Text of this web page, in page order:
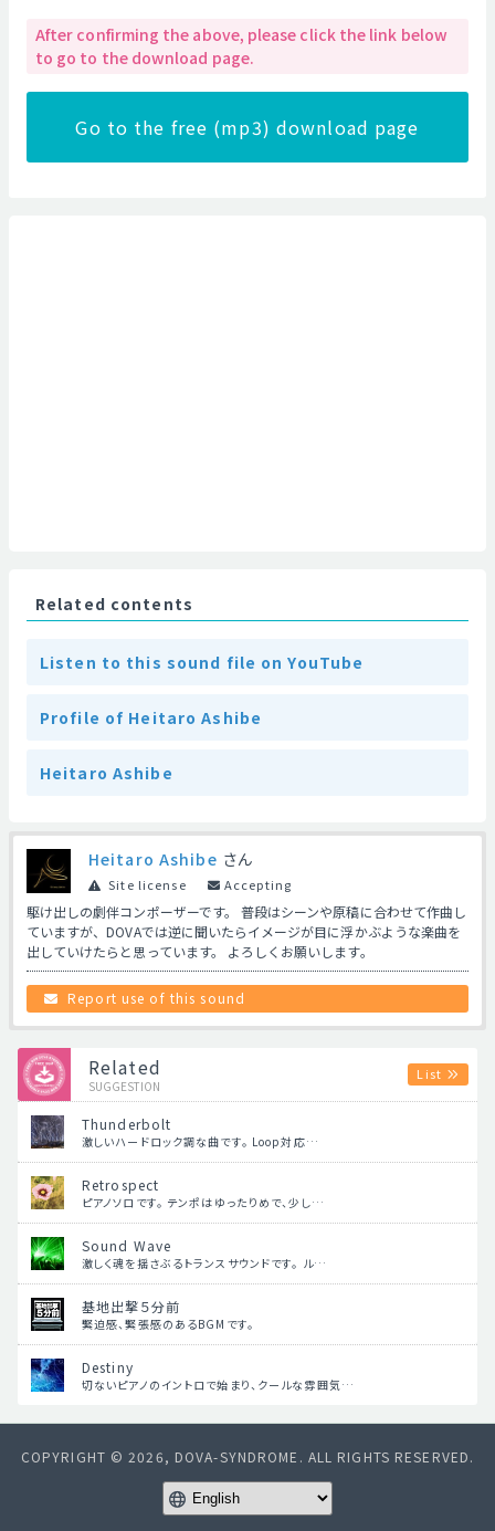
After confirming the above, please click the link below
to go to the download page.
Go to the free (mp3) download page
Related contents
Listen to this sound file on YouTube
Profile of Heitaro Ashibe
Heitaro Ashibe
Heitaro Ashibe さん
Site license Accepting
駆け出しの劇伴コンポーザーです。 普段はシーンや原稿に合わせて作曲し
ていますが、DOVAでは逆に聞いたらイメージが目に浮かぶような楽曲を
出していけたらと思っています。 よろしくお願いします。
Report use of this sound
Related
SUGGESTION
List
Thunderbolt
激しいハードロック調な曲です。 Loop対応…
Retrospect
ピアノソロです。 テンポはゆったりめで、少し…
Sound Wave
激しく魂を揺さぶるトランスサウンドです。 ル…
基地出撃５分前
緊迫感、緊張感のあるBGMです。
Destiny
切ないピアノのイントロで始まり、クールな雰囲気…
COPYRIGHT © 2026, DOVA-SYNDROME. ALL RIGHTS RESERVED.